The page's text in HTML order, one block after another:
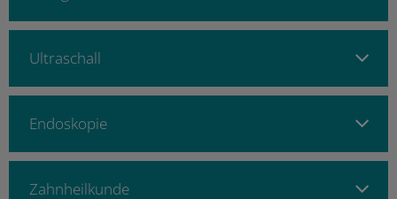
Ultraschall
Endoskopie
Zahnheilkunde